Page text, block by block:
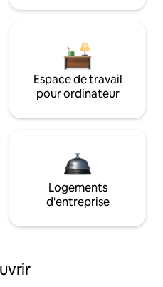
Espace de travail
pour ordinateur
Logements
d'entreprise